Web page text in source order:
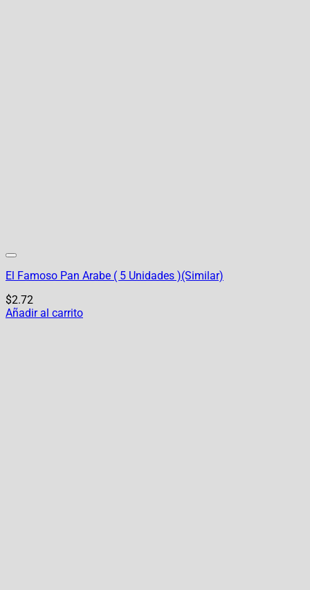
El Famoso Pan Arabe ( 5 Unidades )(Similar)
$2.72
Añadir al carrito